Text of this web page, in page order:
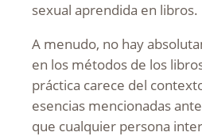
sexual aprendida en libros.
A menudo, no hay
en los métodos de los
práctica carece del
esencias mencionadas
que cualquier persona